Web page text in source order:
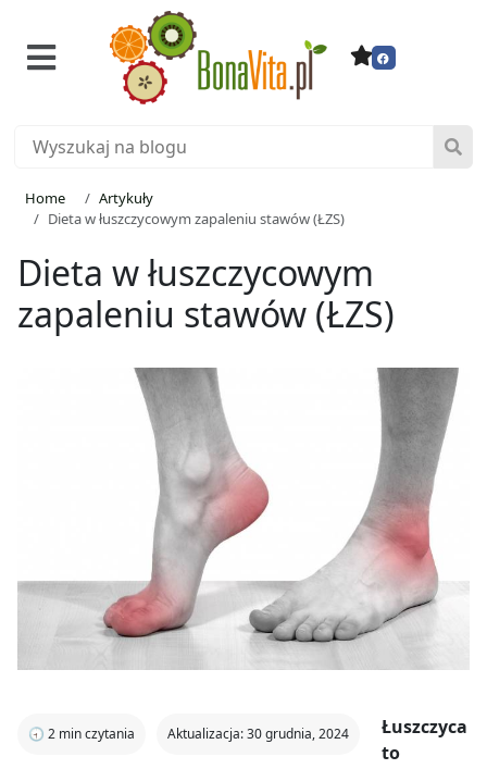
Home
Artykuły
Dieta w łuszczycowym zapaleniu stawów (ŁZS)
Dieta w łuszczycowym
zapaleniu stawów (ŁZS)
🕣 2 min czytania Aktualizacja: 30 grudnia, 2024
Łuszczyca
to